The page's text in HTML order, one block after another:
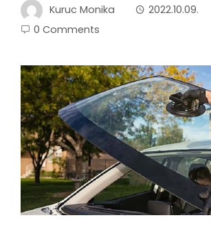
Kuruc Monika
2022.10.09.
0 Comments